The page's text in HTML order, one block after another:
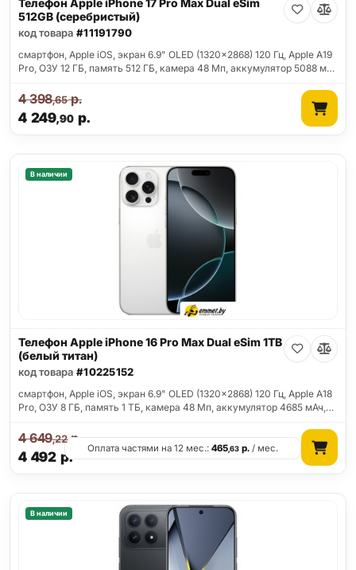
Телефон Apple iPhone 17 Pro Max Dual eSim
512GB (серебристый)
код товара #11191790
смартфон, Apple iOS, экран 6.9" OLED (1320x2868) 120 Гц, Apple A19
Pro, ОЗУ 12 ГБ, память 512 ГБ, камера 48 Мп, аккумулятор 5088 м…
4 249,90 р.
4 398,65р.
В наличии
Телефон Apple iPhone 16 Pro Max Dual eSim 1TB
(белый титан)
код товара #10225152
смартфон, Apple iOS, экран 6.9" OLED (1320x2868) 120 Гц, Apple A18
Pro, ОЗУ 8 ГБ, память 1 ТБ, камера 48 Мп, аккумулятор 4685 мАч,…
4 492 р.
4 649,22р.
Оплата частями на 12 мес.:465,63 р. / мес.
В наличии